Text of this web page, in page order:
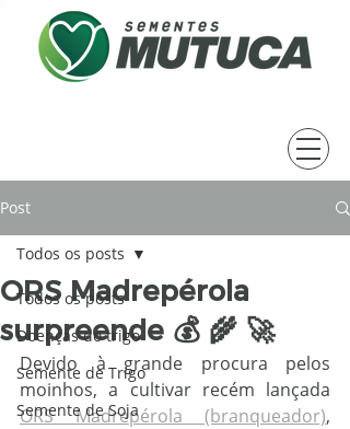
Post
Todos os posts
Doenças do trigo
Semente de Trigo
Semente de Soja
Todos os posts
ORS Madrepérola
surpreende 💰 🌾 🚀
Devido à grande procura pelos
ORS Madrepérola (branqueador),